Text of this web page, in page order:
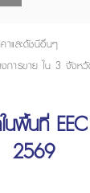
าและดัชนีอื่นๆ
การขาย ใน 3 จังห
นพื้นที่
2569